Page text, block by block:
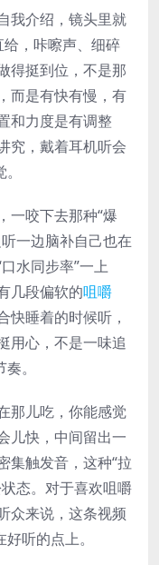
我介绍，镜头里就
，咔嚓声、细碎
得挺到位，不是那
而是有快有慢，有
和力度是有调整
究，戴着耳机听会
一咬下去那种“爆
一边脑补自己也在
水同步率”一上
几段偏软的咀嚼
快睡着的时候听，
用心，不是一味追
。
那儿吃，你能感觉
儿快，中间留出一
集触发音，这种“拉
态。对于喜欢咀嚼
众来说，这条视频
听的点上。